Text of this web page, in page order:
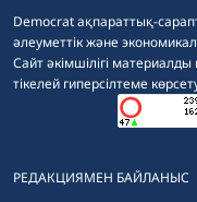
Democrat ақпараттық-
әлеуметтік және
Сайт әкімшілігі
тікелей гиперсілтеме
РЕДАКЦИЯМЕН БАЙЛАНЫС